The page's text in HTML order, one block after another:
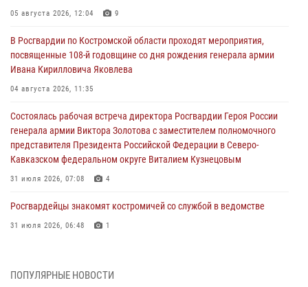
05 августа 2026, 12:04 9
В Росгвардии по Костромской области проходят мероприятия,
посвященные 108-й годовщине со дня рождения генерала армии
Ивана Кирилловича Яковлева
04 августа 2026, 11:35
Состоялась рабочая встреча директора Росгвардии Героя России
генерала армии Виктора Золотова с заместителем полномочного
представителя Президента Российской Федерации в Северо-
Кавказском федеральном округе Виталием Кузнецовым
31 июля 2026, 07:08 4
Росгвардейцы знакомят костромичей со службой в ведомстве
31 июля 2026, 06:48 1
Управления Росгвардии
ПОПУЛЯРНЫЕ НОВОСТИ